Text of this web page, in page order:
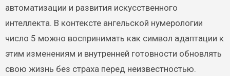
автоматизации и развития искусственного
интеллекта. В контексте ангельской нумерологии
число 5 можно воспринимать как символ адаптации к
этим изменениям и внутренней готовности обновлять
свою жизнь без страха перед неизвестностью.